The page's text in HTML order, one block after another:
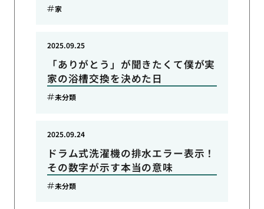
家
「ありがとう」が聞きたくて僕が実
家の浴槽交換を決めた日
2025.09.25
未分類
ドラム式洗濯機の排水エラー表示！
その数字が示す本当の意味
2025.09.24
未分類